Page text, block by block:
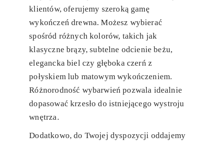
klientów, oferujemy szeroką gamę
wykończeń drewna. Możesz wybierać
spośród różnych kolorów, takich jak
klasyczne brązy, subtelne odcienie beżu,
elegancka biel czy głęboka czerń z
połyskiem lub matowym wykończeniem.
Różnorodność wybarwień pozwala idealnie
dopasować krzesło do istniejącego wystroju
wnętrza.
Dodatkowo, do Twojej dyspozycji oddajemy